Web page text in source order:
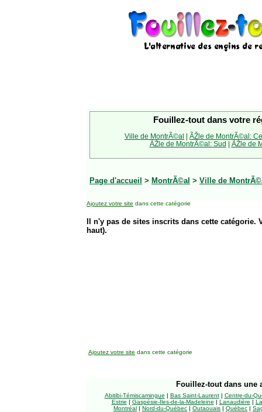
Fouillez-tout dans votre
Ville de MontrÃ©al | ÃŽle de MontrÃ©al:
ÃŽle de MontrÃ©al: Sud | ÃŽle de
Page d'accueil > MontrÃ©al > Ville de
Ajoutez votre site dans cette catégorie
Il n'y pas de sites inscrits dans cette
haut).
Ajoutez votre site dans cette catégorie
Fouillez-tout dans une
Abitibi-Témiscamingue | Bas Saint-Laurent| Centre-du-
Estrie | Gaspésie-Îles-de-la-Madeleine | Lanaudière |
Montréal | Nord-du-Québec | Outaouais | Québec |